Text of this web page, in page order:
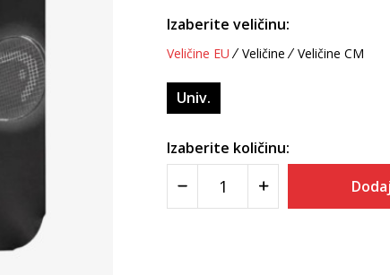
Izaberite veličinu:
Veličine EU Veličine Veličine CM
Univ.
Izaberite količinu: